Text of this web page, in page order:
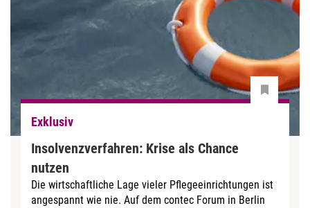
Exklusiv
Insolvenzverfahren: Krise als Chance
nutzen
Die wirtschaftliche Lage vieler Pflegeeinrichtungen ist
angespannt wie nie. Auf dem contec Forum in Berlin